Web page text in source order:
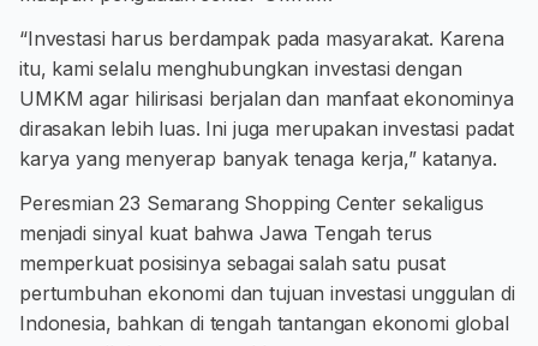
“Investasi harus berdampak pada masyarakat. Karena
itu, kami selalu menghubungkan investasi dengan
UMKM agar hilirisasi berjalan dan manfaat ekonominya
dirasakan lebih luas. Ini juga merupakan investasi padat
karya yang menyerap banyak tenaga kerja,” katanya.
Peresmian 23 Semarang Shopping Center sekaligus
menjadi sinyal kuat bahwa Jawa Tengah terus
memperkuat posisinya sebagai salah satu pusat
pertumbuhan ekonomi dan tujuan investasi unggulan di
Indonesia, bahkan di tengah tantangan ekonomi global